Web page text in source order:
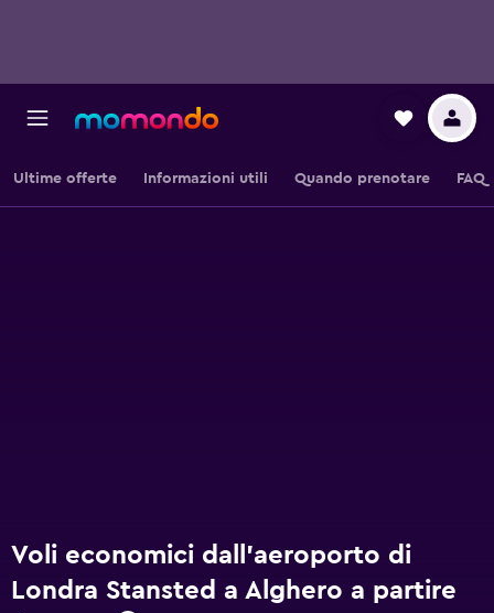
Ultime offerte Informazioni utili Quando prenotare FAQ
Voli economici dall'aeroporto di
Londra Stansted a Alghero a partire